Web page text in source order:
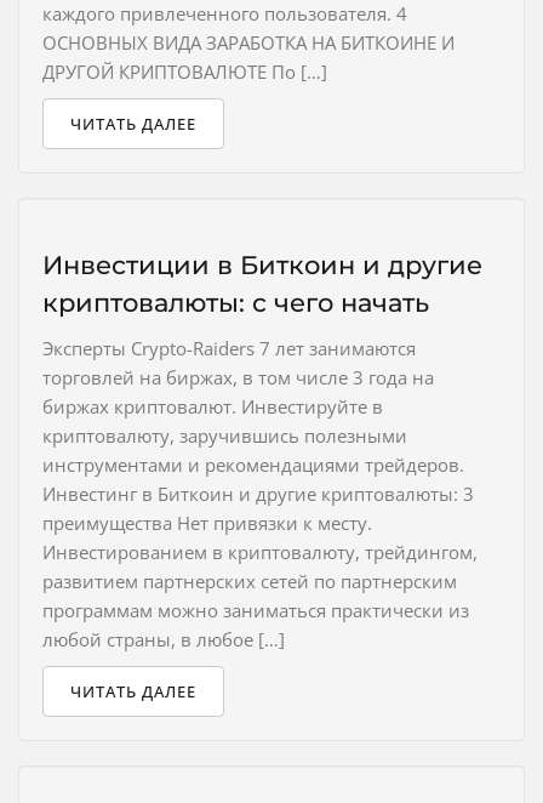
каждого привлеченного пользователя. 4
ОСНОВНЫХ ВИДА ЗАРАБОТКА НА БИТКОИНЕ И
ДРУГОЙ КРИПТОВАЛЮТЕ По […]
ЧИТАТЬ ДАЛЕЕ
Инвестиции в Биткоин и другие
криптовалюты: с чего начать
Эксперты Crypto-Raiders 7 лет занимаются
торговлей на биржах, в том числе 3 года на
биржах криптовалют. Инвестируйте в
криптовалюту, заручившись полезными
инструментами и рекомендациями трейдеров.
Инвестинг в Биткоин и другие криптовалюты: 3
преимущества Нет привязки к месту.
Инвестированием в криптовалюту, трейдингом,
развитием партнерских сетей по партнерским
программам можно заниматься практически из
любой страны, в любое […]
ЧИТАТЬ ДАЛЕЕ